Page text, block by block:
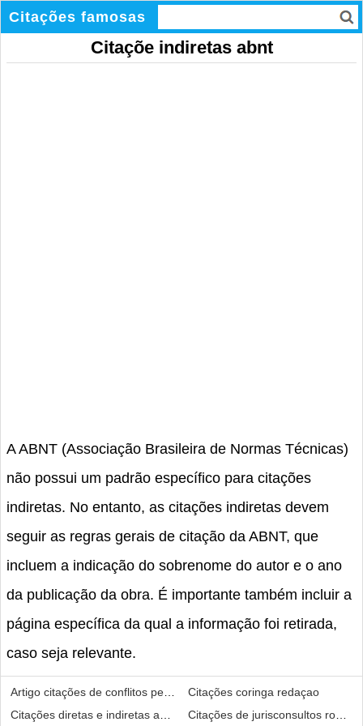
Citações famosas
Citaçõe indiretas abnt
A ABNT (Associação Brasileira de Normas Técnicas)
não possui um padrão específico para citações
indiretas. No entanto, as citações indiretas devem
seguir as regras gerais de citação da ABNT, que
incluem a indicação do sobrenome do autor e o ano
da publicação da obra. É importante também incluir a
página específica da qual a informação foi retirada,
caso seja relevante.
Artigo citações de conflitos pessoais
Citações diretas e indiretas abnt no word
Citações coringa redaçao
Citações de jurisconsultos